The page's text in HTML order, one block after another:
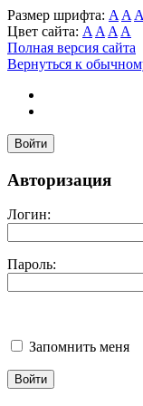
Размер шрифта: A A A
Цвет сайта: A A A A
Полная версия сайта
Вернуться к
Войти
Авторизация
Логин:
Пароль:
Запомнить меня